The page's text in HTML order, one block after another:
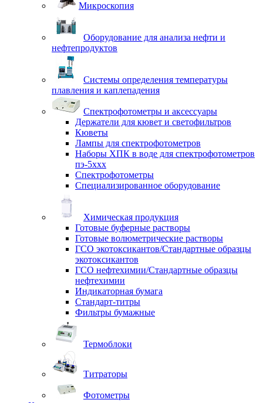
Микроскопия
Оборудование для анализа нефти и
нефтепродуктов
Системы определения температуры
плавления и каплепадения
Спектрофотометры и аксессуары
Держатели для кювет и светофильтров
Кюветы
Лампы для спектрофотометров
Наборы ХПК в воде для спектрофотометров
пэ-5ххх
Спектрофотометры
Специализированное оборудование
Химическая продукция
Готовые буферные растворы
Готовые волюметрические растворы
ГСО экотоксикантов/Стандартные образцы
экотоксикантов
ГСО нефтехимии/Стандартные образцы
нефтехимии
Индикаторная бумага
Стандарт-титры
Фильтры бумажные
Термоблоки
Титраторы
Фотометры